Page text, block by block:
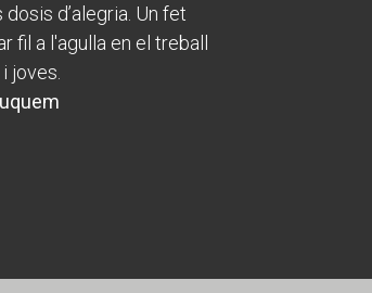
d’alegria. Un fet
fil a l'agulla en el treball
joves.